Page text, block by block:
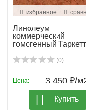
избранное
Линолеум
коммерческий
гомогенный Таркетт,
колл. IQ Megali...
(0)
Цена: 3 450 ₽/
Купить